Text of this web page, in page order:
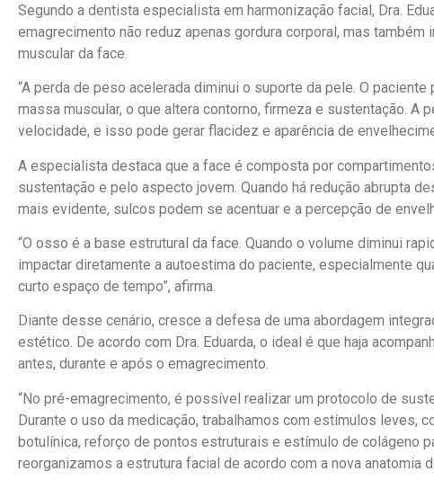
Segundo a dentista especialista em harmonização facial, Dra.
emagrecimento não reduz apenas gordura corporal, mas
muscular da face.
“A perda de peso acelerada diminui o suporte da pele. O
massa muscular, o que altera contorno, firmeza e sustentação. A
velocidade, e isso pode gerar flacidez e aparência de
A especialista destaca que a face é composta por
sustentação e pelo aspecto jovem. Quando há redução abrupta
mais evidente, sulcos podem se acentuar e a percepção de
“O osso é a base estrutural da face. Quando o volume diminui
impactar diretamente a autoestima do paciente, especialmente
curto espaço de tempo”, afirma.
Diante desse cenário, cresce a defesa de uma abordagem
estético. De acordo com Dra. Eduarda, o ideal é que haja
antes, durante e após o emagrecimento.
“No pré-emagrecimento, é possível realizar um protocolo de
Durante o uso da medicação, trabalhamos com estímulos leves,
botulínica, reforço de pontos estruturais e estímulo de colágeno
reorganizamos a estrutura facial de acordo com a nova anatomia